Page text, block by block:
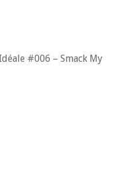
#006 – Smack My